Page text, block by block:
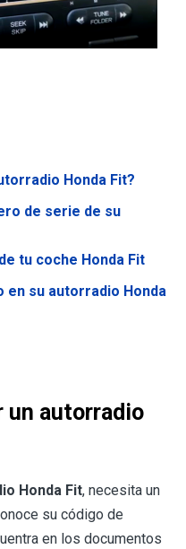
Honda Fit?
de serie de su
tu coche Honda Fit
en su autorradio Honda
un autorradio
Honda Fit, necesita un
su código de
en los documentos